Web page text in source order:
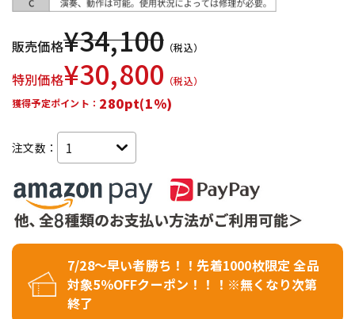
販売価格¥34,100 （税込）
特別価格¥30,800 （税込）
獲得予定ポイント： 280pt(1%)
注文数：
7/28～早い者勝ち！！先着1000枚限定 全品
対象5％OFFクーポン！！！※無くなり次第
終了